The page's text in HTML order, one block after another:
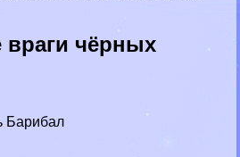
враги чёрных
Барибал